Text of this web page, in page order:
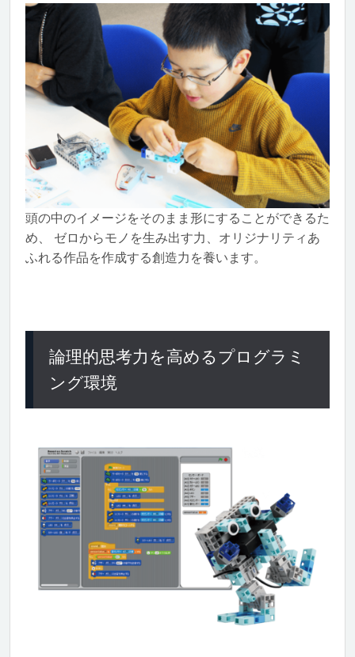
頭の中のイメージをそのまま形にすることができるた
め、 ゼロからモノを生み出す力、オリジナリティあ
ふれる作品を作成する創造力を養います。
論理的思考力を高めるプログラミ
ング環境